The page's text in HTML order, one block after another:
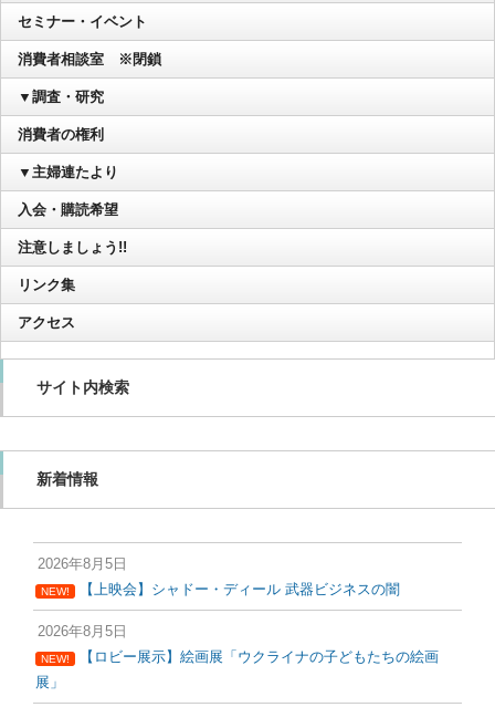
セミナー・イベント
消費者相談室 ※閉鎖
▼調査・研究
消費者の権利
▼主婦連たより
入会・購読希望
注意しましょう!!
リンク集
アクセス
サイト内検索
新着情報
2026年8月5日
NEW! 【上映会】シャドー・ディール 武器ビジネスの闇
2026年8月5日
NEW!
【ロビー展示】絵画展「ウクライナの子どもたちの絵画
展」